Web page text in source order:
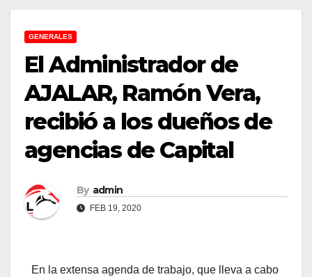
GENERALES
El Administrador de
AJALAR, Ramón Vera,
recibió a los dueños de
agencias de Capital
By admin
FEB 19, 2020
En la extensa agenda de trabajo, que lleva a cabo